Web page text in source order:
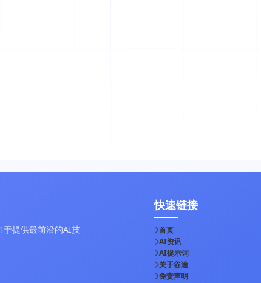
于提供最前沿的AI技
快速链接
首页
AI资讯
AI提示词
关于谷途
免责声明